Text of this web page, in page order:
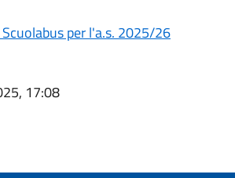
per l'a.s. 2025/26
17:08